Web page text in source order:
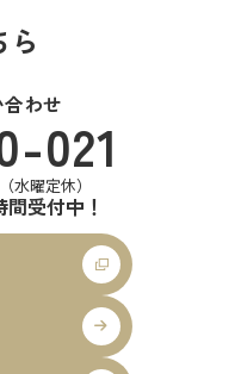
わせ
021
水曜定休）
受付中！